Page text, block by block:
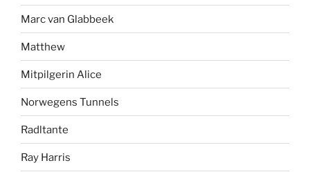
Marc van Glabbeek
Matthew
Mitpilgerin Alice
Norwegens Tunnels
Radltante
Ray Harris